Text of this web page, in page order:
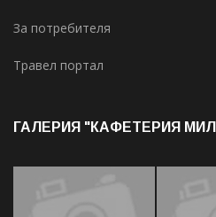
За потребителя
Травел портал
ГАЛЕРИЯ "КАФЕТЕРИЯ